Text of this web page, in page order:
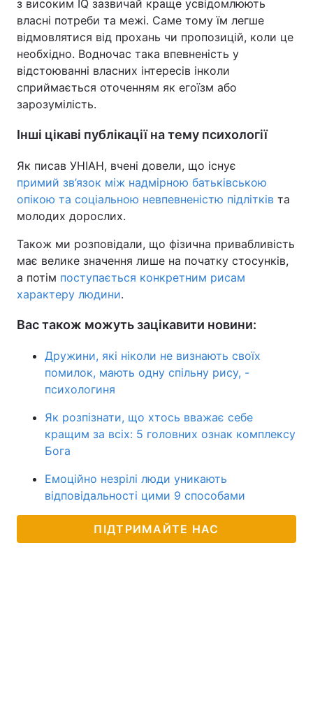
з високим IQ зазвичай краще усвідомлюють
власні потреби та межі. Саме тому їм легше
відмовлятися від прохань чи пропозицій, коли це
необхідно. Водночас така впевненість у
відстоюванні власних інтересів інколи
сприймається оточенням як егоїзм або
зарозумілість.
Інші цікаві публікації на тему психології
Як писав УНІАН, вчені довели, що існує
примий зв’язок між надмірною батьківською
опікою та соціальною невпевненістю підлітків та
молодих дорослих.
Також ми розповідали, що фізична привабливість
має велике значення лише на початку стосунків,
а потім поступається конкретним рисам
характеру людини.
Вас також можуть зацікавити новини:
Дружини, які ніколи не визнають своїх
помилок, мають одну спільну рису, -
психологиня
Як розпізнати, що хтось вважає себе
кращим за всіх: 5 головних ознак комплексу
Бога
Емоційно незрілі люди уникають
відповідальності цими 9 способами
ПІДТРИМАЙТЕ НАС